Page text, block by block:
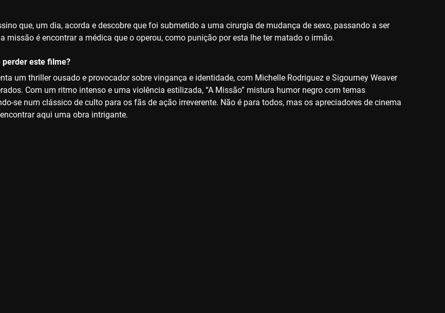
que, um dia, acorda e descobre que foi submetido a uma cirurgia de mudança de sexo, passando a ser
missão é encontrar a médica que o operou, como punição por esta lhe ter matado o irmão.
perder este filme?
um thriller ousado e provocador sobre vingança e identidade, com Michelle Rodriguez e Sigourney Weaver
Com um ritmo intenso e uma violência estilizada, “A Missão” mistura humor negro com temas
se num clássico de culto para os fãs de ação irreverente. Não é para todos, mas os apreciadores de cinema
aqui uma obra intrigante.